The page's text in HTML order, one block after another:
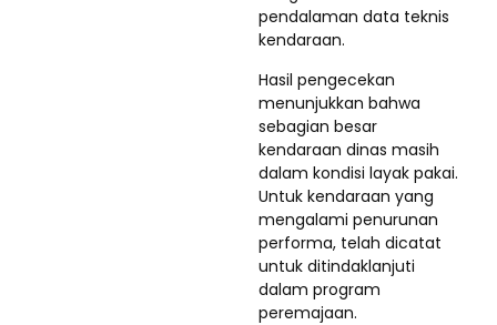
pendalaman data teknis
kendaraan.
Hasil pengecekan
menunjukkan bahwa
sebagian besar
kendaraan dinas masih
dalam kondisi layak pakai.
Untuk kendaraan yang
mengalami penurunan
performa, telah dicatat
untuk ditindaklanjuti
dalam program
peremajaan.